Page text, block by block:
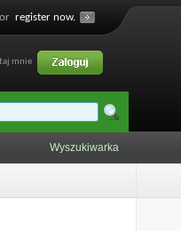
register now.
mnie
Wyszukiwarka